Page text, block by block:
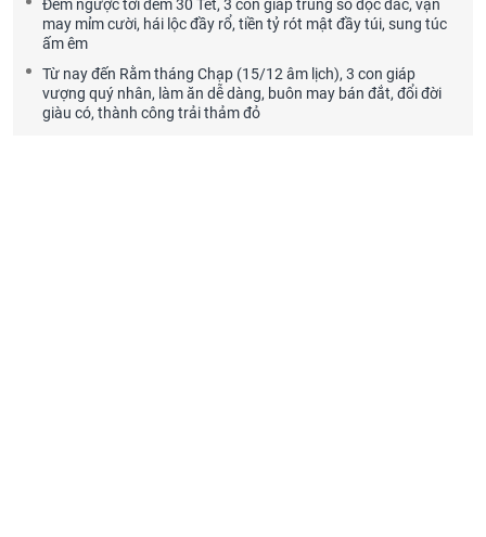
Đếm ngược tới đêm 30 Tết, 3 con giáp trúng số độc đắc, vận
may mỉm cười, hái lộc đầy rổ, tiền tỷ rót mật đầy túi, sung túc
ấm êm
Từ nay đến Rằm tháng Chạp (15/12 âm lịch), 3 con giáp
vượng quý nhân, làm ăn dễ dàng, buôn may bán đắt, đổi đời
giàu có, thành công trải thảm đỏ